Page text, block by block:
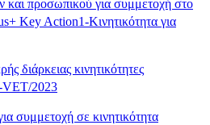
και προσωπικού για συμμετοχή στο
Key Action1-Κινητικότητα για
διάρκειας κινητικότητες
2023
συμμετοχή σε κινητικότητα